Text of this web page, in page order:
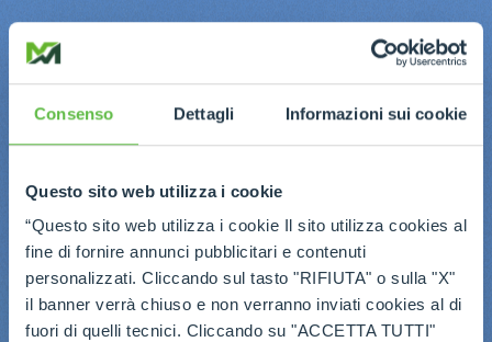
Consenso Dettagli Informazioni sui cookie
Questo sito web utilizza i cookie
“Questo sito web utilizza i cookie Il sito utilizza cookies al
fine di fornire annunci pubblicitari e contenuti
personalizzati. Cliccando sul tasto "RIFIUTA" o sulla "X"
il banner verrà chiuso e non verranno inviati cookies al di
fuori di quelli tecnici. Cliccando su "ACCETTA TUTTI"